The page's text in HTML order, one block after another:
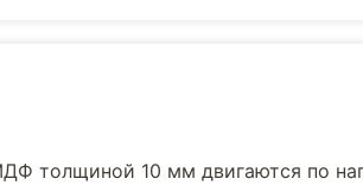
толщиной 10 мм двигаются по